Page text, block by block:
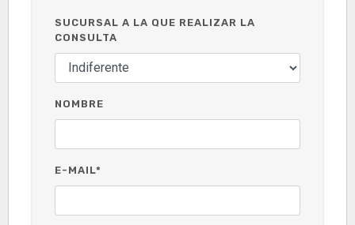
SUCURSAL A LA QUE REALIZAR LA
CONSULTA
NOMBRE
E-MAIL*